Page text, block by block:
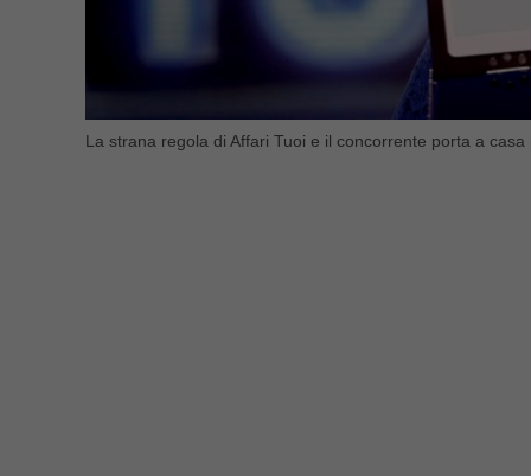
La strana regola di Affari Tuoi e il concorrente porta a